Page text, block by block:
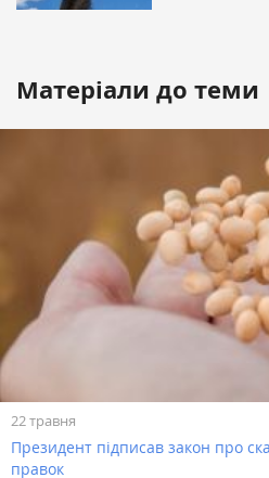
Матеріали до теми
22 травня
Президент підписав закон про
правок